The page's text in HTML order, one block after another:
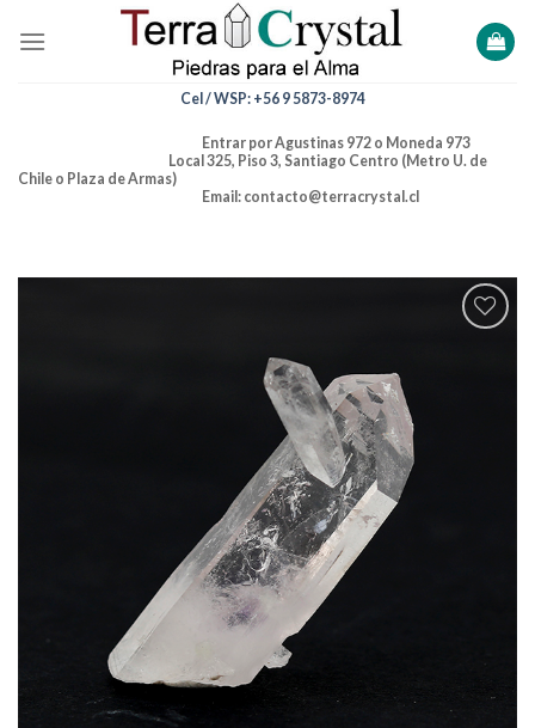
Cel / WSP: +56 9 5873-8974
Entrar por Agustinas 972 o Moneda 973
Local 325, Piso 3, Santiago Centro (Metro U. de
Chile o Plaza de Armas)
Email: contacto@terracrystal.cl